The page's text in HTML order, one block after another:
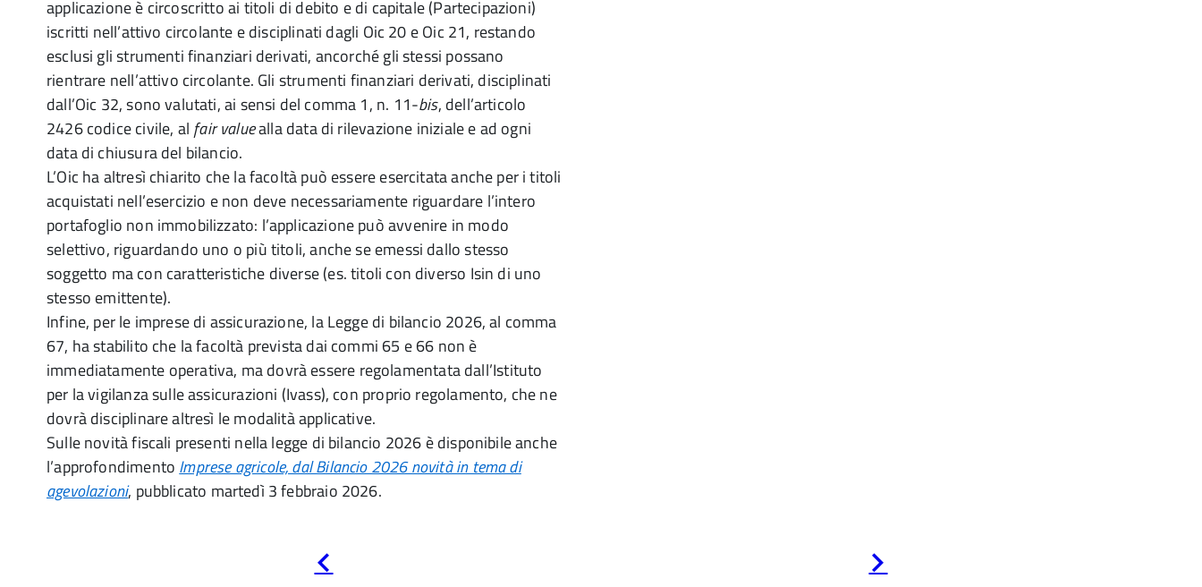
applicazione è circoscritto ai titoli di debito e di capitale (Partecipazioni)
iscritti nell’attivo circolante e disciplinati dagli Oic 20 e Oic 21, restando
esclusi gli strumenti finanziari derivati, ancorché gli stessi possano
rientrare nell’attivo circolante. Gli strumenti finanziari derivati, disciplinati
dall’Oic 32, sono valutati, ai sensi del comma 1, n. 11-bis, dell’articolo
2426 codice civile, al fair valuealla data di rilevazione iniziale e ad ogni
data di chiusura del bilancio.
L’Oic ha altresì chiarito che la facoltà può essere esercitata anche per i titoli
acquistati nell’esercizio e non deve necessariamente riguardare l’intero
portafoglio non immobilizzato: l’applicazione può avvenire in modo
selettivo, riguardando uno o più titoli, anche se emessi dallo stesso
soggetto ma con caratteristiche diverse (es. titoli con diverso Isin di uno
stesso emittente).
Infine, per le imprese di assicurazione, la Legge di bilancio 2026, al comma
67, ha stabilito che la facoltà prevista dai commi 65 e 66 non è
immediatamente operativa, ma dovrà essere regolamentata dall’Istituto
per la vigilanza sulle assicurazioni (Ivass), con proprio regolamento, che ne
dovrà disciplinare altresì le modalità applicative.
Sulle novità fiscali presenti nella legge di bilancio 2026 è disponibile anche
l’approfondimento Imprese agricole, dal Bilancio 2026 novità in tema di
agevolazioni, pubblicato martedì 3 febbraio 2026.
precedente successiva